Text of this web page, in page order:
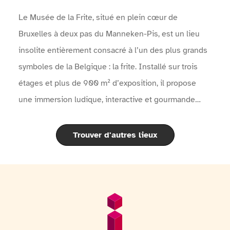
Le Musée de la Frite, situé en plein cœur de
Bruxelles à deux pas du Manneken-Pis, est un lieu
insolite entièrement consacré à l’un des plus grands
symboles de la Belgique : la frite. Installé sur trois
étages et plus de 900 m² d’exposition, il propose
une immersion ludique, interactive et gourmande
la célèbre frite belge.À travers des expositions
modernes, des objets historiques, des films, des quiz
interactifs et un audioguide disponible en 11 langues,
terre, son arrivée en Europe, l’évolution de la frite à
travers les siècles ainsi que les secrets de sa cuisson
Trouver d'autres lieux
Informations générales